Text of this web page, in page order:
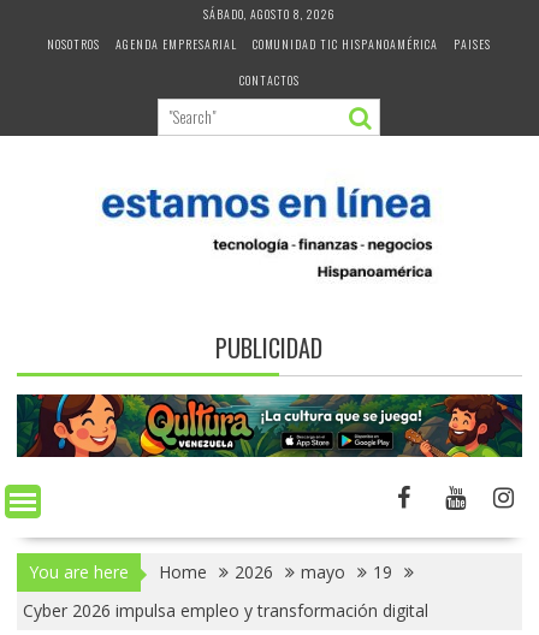
SÁBADO, AGOSTO 8, 2026
NOSOTROS
AGENDA EMPRESARIAL COMUNIDAD TIC HISPANOAMÉRICA
PAISES
CONTACTOS
PUBLICIDAD
You are here Home 2026 mayo
19
Cyber 2026 impulsa empleo y transformación digital